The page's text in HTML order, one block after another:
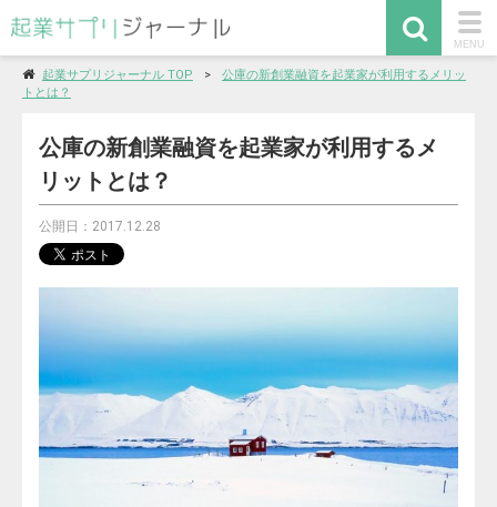
MENU
起業サプリジャーナル TOP
公庫の新創業融資を起業家が利用するメリッ
トとは？
公庫の新創業融資を起業家が利用するメ
リットとは？
公開日：2017.12.28